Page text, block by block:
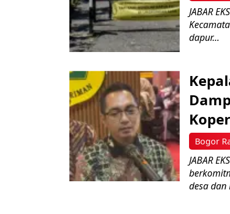
JABAR
dapur...
Bogor
JABAR
desa dan